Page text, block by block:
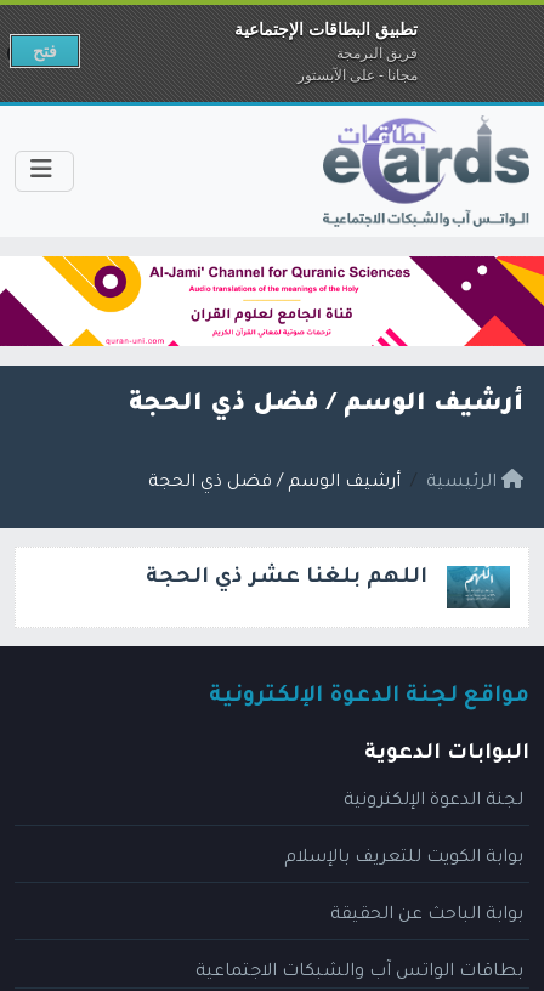
أرشيف الوسم / فضل ذي الحجة
الرئيسية أرشيف الوسم / فضل ذي الحجة
اللهم بلغنا عشر ذي الحجة
مواقع لجنة الدعوة الإلكترونية
البوابات الدعوية
لجنة الدعوة الإلكترونية
بوابة الكويت للتعريف بالإسلام
بوابة الباحث عن الحقيقة
بطاقات الواتس آب والشبكات الاجتماعية
تطبيق البطاقات الإجتماعية
فريق البرمجة
مجانا - على الآبستور
فتح